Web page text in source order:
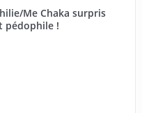
Me Chaka surpris
pédophile !